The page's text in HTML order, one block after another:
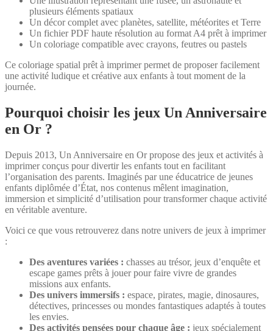
plusieurs éléments spatiaux
Un décor complet avec planètes, satellite, météorites et Terre
Un fichier PDF haute résolution au format A4 prêt à imprimer
Un coloriage compatible avec crayons, feutres ou pastels
Ce coloriage spatial prêt à imprimer permet de proposer facilement
une activité ludique et créative aux enfants à tout moment de la
journée.
Pourquoi choisir les jeux Un Anniversaire
en Or ?
Depuis 2013, Un Anniversaire en Or propose des jeux et activités à
imprimer conçus pour divertir les enfants tout en facilitant
l’organisation des parents. Imaginés par une éducatrice de jeunes
enfants diplômée d’État, nos contenus mêlent imagination,
immersion et simplicité d’utilisation pour transformer chaque activité
en véritable aventure.
Voici ce que vous retrouverez dans notre univers de jeux à imprimer
:
Des aventures variées : chasses au trésor, jeux d’enquête et
escape games prêts à jouer pour faire vivre de grandes
missions aux enfants.
Des univers immersifs : espace, pirates, magie, dinosaures,
détectives, princesses ou mondes fantastiques adaptés à toutes
les envies.
Des activités pensées pour chaque âge : jeux spécialement